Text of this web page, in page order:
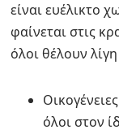
είναι ευέλικτο
φαίνεται στις
όλοι θέλουν
όλοι στον